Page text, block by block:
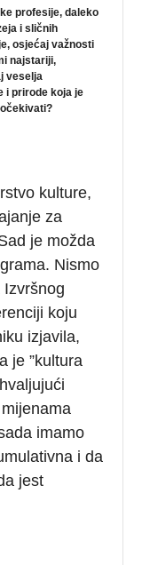
profesije, daleko
i sličnih
osjećaj važnosti
najstariji,
veselja
i prirode koja je
kulture,
za
je možda
Nismo
koju
izjavila,
je ”kultura
imamo
i da
jest